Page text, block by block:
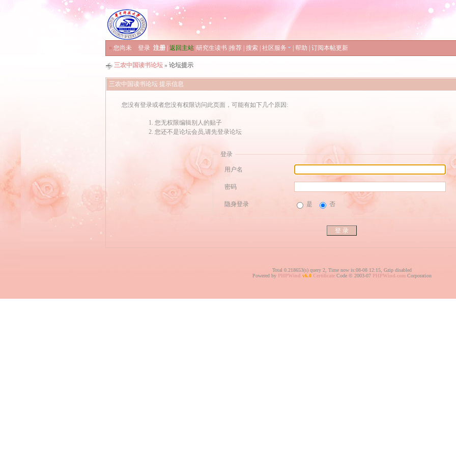
» 您尚未 登录 注册 返回主站 研究生读书 推荐 搜索 社区服务 帮助 订阅本帖更新
三农中国读书论坛 » 论坛提示
三农中国读书论坛 提示信息
您没有登录或者您没有权限访问此页面，可能有如下几个原因:
您无权限编辑别人的贴子
您还不是论坛会员,请先登录论坛
登录
用户名
密码
隐身登录 是 否
Total 0.218653(s) query 2, Time now is:08-08 12:15, Gzip disabled
Powered by PHPWind v6.0 Certificate Code © 2003-07 PHPWind.com Corporation